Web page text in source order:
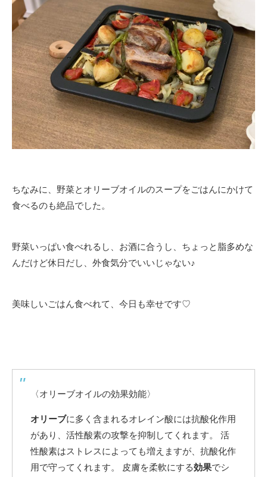
ちなみに、野菜とオリーブオイルのスープをごはんにかけて
食べるのも絶品でした。
野菜いっぱい食べれるし、お酒に合うし、ちょっと脂多めな
んだけど休日だし、外食気分でいいじゃない♪
美味しいごはん食べれて、今日も幸せです♡
〈オリーブオイルの効果効能〉
オリーブに多く含まれるオレイン酸には抗酸化作用
があり、活性酸素の攻撃を抑制してくれます。 活
性酸素はストレスによっても増えますが、抗酸化作
用で守ってくれます。 皮膚を柔軟にする効果でシ